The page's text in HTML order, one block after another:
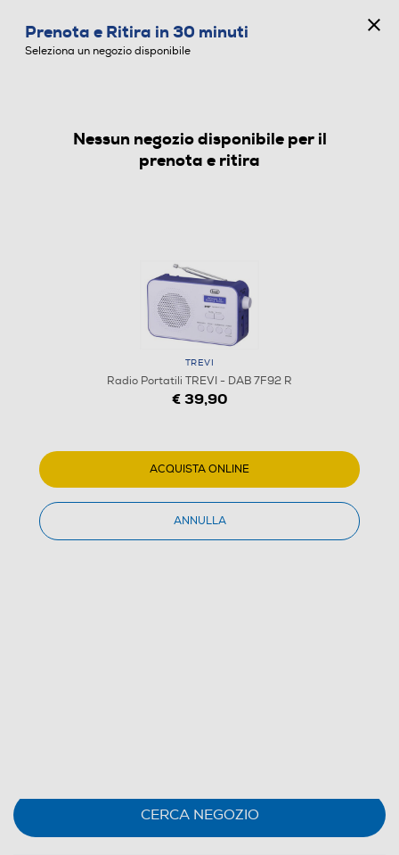
RADIO PORTATILI
3
TREVI - DAB 7F92 R
Dettagli Prodotto Confronta
CERCA NEGOZIO
Prenota e Ritira in 30 minuti
Seleziona un negozio disponibile
Nessun negozio disponibile per il
prenota e ritira
TREVI
Radio Portatili TREVI - DAB 7F92 R
€ 39,90
ACQUISTA ONLINE
ANNULLA